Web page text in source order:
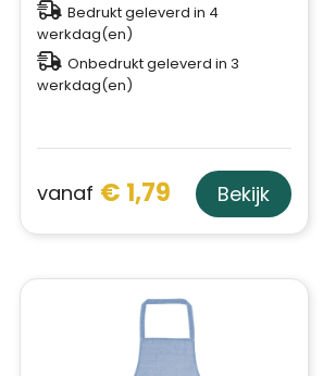
Bedrukt geleverd in 4
werkdag(en)
Onbedrukt geleverd in 3
werkdag(en)
vanaf € 1,79 Bekijk